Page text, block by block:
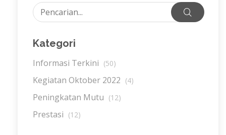
Kategori
Informasi Terkini (50)
Kegiatan Oktober 2022 (4)
Peningkatan Mutu (12)
Prestasi (12)